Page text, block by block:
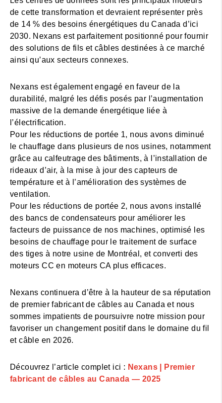
de cette transformation et devraient représenter près
de 14 % des besoins énergétiques du Canada d’ici
2030. Nexans est parfaitement positionné pour fournir
des solutions de fils et câbles destinées à ce marché
ainsi qu’aux secteurs connexes.
Nexans est également engagé en faveur de la
durabilité, malgré les défis posés par l’augmentation
massive de la demande énergétique liée à
l’électrification.
Pour les réductions de portée 1, nous avons diminué
le chauffage dans plusieurs de nos usines, notamment
grâce au calfeutrage des bâtiments, à l’installation de
rideaux d’air, à la mise à jour des capteurs de
température et à l’amélioration des systèmes de
ventilation.
Pour les réductions de portée 2, nous avons installé
des bancs de condensateurs pour améliorer les
facteurs de puissance de nos machines, optimisé les
besoins de chauffage pour le traitement de surface
des tiges à notre usine de Montréal, et converti des
moteurs CC en moteurs CA plus efficaces.
Nexans continuera d’être à la hauteur de sa réputation
de premier fabricant de câbles au Canada et nous
sommes impatients de poursuivre notre mission pour
favoriser un changement positif dans le domaine du fil
et câble en 2026.
Découvrez l’article complet ici : Nexans | Premier
fabricant de câbles au Canada — 2025